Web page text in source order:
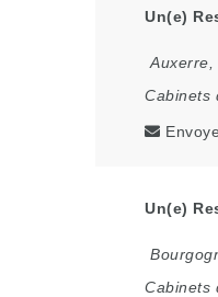
Un(e)
Auxerre
Cabinets
Un(e)
Cabinets